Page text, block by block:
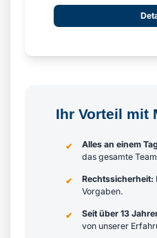
Ihr Vorteil mit
✔ Alles an einem
das gesamte
✔ Rechtssicherheit:
Vorgaben.
✔ Seit über 13
von unserer